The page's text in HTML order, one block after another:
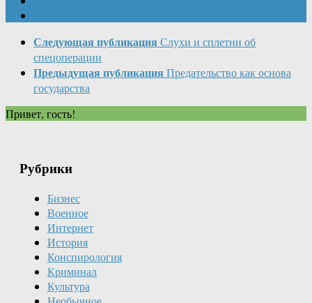
Следующая публикация Слухи и сплетни об
спецоперации
Предыдущая публикация Предательство как основа
государства
Привет, гость!
Рубрики
Бизнес
Военное
Интернет
История
Конспирология
Криминал
Культура